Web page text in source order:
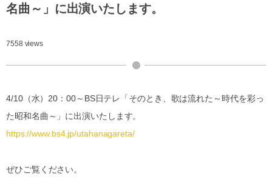
名曲～」に出演いたします。
7558 views
4/10（水）20：00～BS日テレ「そのとき、歌は流れた～時代を彩っ
た昭和名曲～」に出演いたします。
https://www.bs4.jp/utahanagareta/
ぜひご覧ください。